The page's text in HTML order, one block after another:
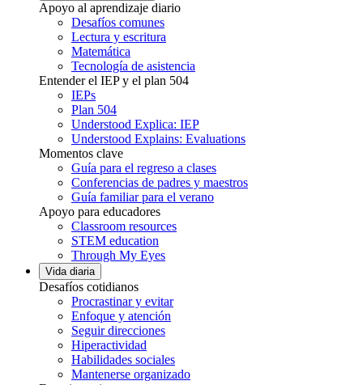
Apoyo al aprendizaje diario
Desafíos comunes
Lectura y escritura
Matemática
Tecnología de asistencia
Entender el IEP y el plan 504
IEPs
Plan 504
Understood Explica: IEP
Understood Explains: Evaluations
Momentos clave
Guía para el regreso a clases
Conferencias de padres y maestros
Guía familiar para el verano
Apoyo para educadores
Classroom resources
STEM education
Through My Eyes
Vida diaria
Desafíos cotidianos
Procrastinar y evitar
Enfoque y atención
Seguir direcciones
Hiperactividad
Habilidades sociales
Mantenerse organizado